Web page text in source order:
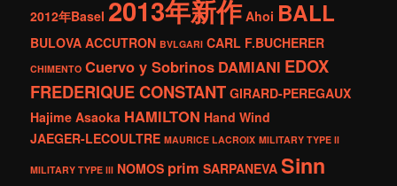
2012年Basel 2013年新作 Ahoi BALL
BULOVA ACCUTRON BVLGARI CARL F.BUCHERER
CHIMENTO Cuervo y Sobrinos DAMIANI EDOX
FREDERIQUE CONSTANT GIRARD-PEREGAUX
Hajime Asaoka HAMILTON Hand Wind
JAEGER-LECOULTRE MAURICE LACROIX MILITARY TYPE ll
MILITARY TYPE lll NOMOS prim SARPANEVA Sinn